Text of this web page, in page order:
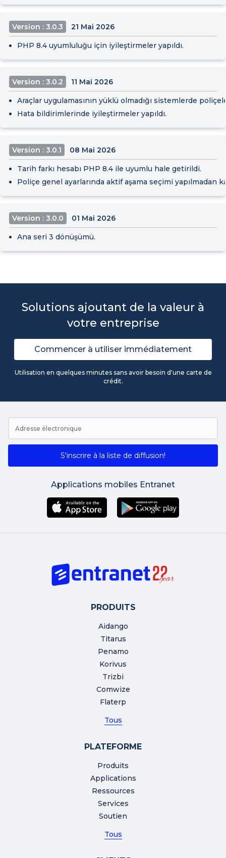
Version : 3.0.3 21 Mai 2026
PHP 8.4 uyumluluğu için iyileştirmeler yapıldı.
Version : 3.0.2 11 Mai 2026
Araçlar uygulamasının yüklü olmadığı sistemlerde
Hata bildirimlerinde iyileştirmeler yapıldı.
Version : 3.0.1 08 Mai 2026
Tarih farkı hesabı PHP 8.4 ile uyumlu hale getirildi.
Poliçe genel ayarlarında aktif aşama seçimi yapılmadan
Version : 3.0.0 01 Mai 2026
Ana seri 3 dönüşümü.
Solutions ajoutant de la valeur à
votre entreprise
Commencer à utiliser immédiatement
Utilisation en quelques minutes sans avoir besoin d'une carte de
crédit.
S'inscrire à la liste de diffusion!
Applications mobiles Entranet
PRODUITS
Aidango
Titarus
Penamo
Korivus
Trizbi
Comwize
Flaterp
Tous
PLATEFORME
Produits
Applications
Ressources
Services
Soutien
Tous